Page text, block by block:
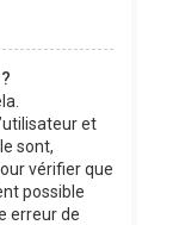
et
sont,
vérifier que
possible
erreur de